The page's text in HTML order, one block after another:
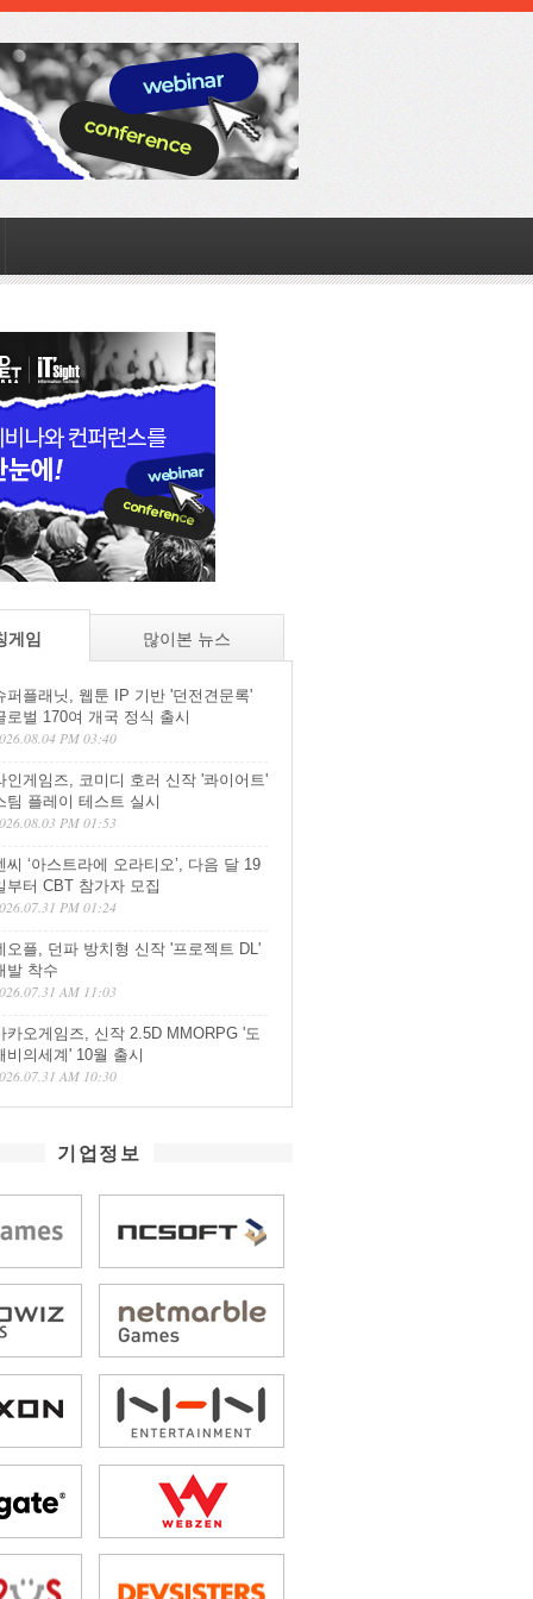
게임 많이본 뉴스
퍼플래닛, 웹툰 IP 기반 '던전견문록'
로벌 170여 개국 정식 출시
PM 03:40
인게임즈, 코미디 호러 신작 '콰이어트'
팀 플레이 테스트 실시
PM 01:53
씨 ‘아스트라에 오라티오’, 다음 달 19
부터 CBT 참가자 모집
PM 01:24
오플, 던파 방치형 신작 '프로젝트 DL'
발 착수
AM 11:03
카오게임즈, 신작 2.5D MMORPG '도
비의세계' 10월 출시
AM 10:30
기업정보